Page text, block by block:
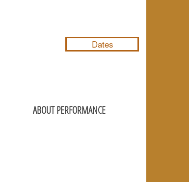
Dates
ABOUT PERFORMANCE